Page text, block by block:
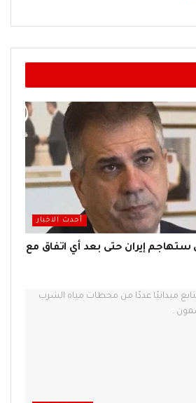
أحدث الاخبار
ستهاجم إيران حتى بعد أي اتفاق مع